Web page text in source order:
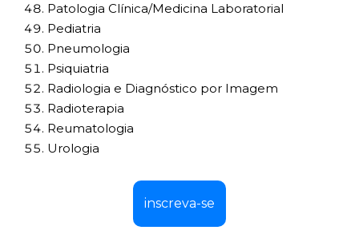
Patologia Clínica/Medicina Laboratorial
Pediatria
Pneumologia
Psiquiatria
Radiologia e Diagnóstico por Imagem
Radioterapia
Reumatologia
Urologia
inscreva-se